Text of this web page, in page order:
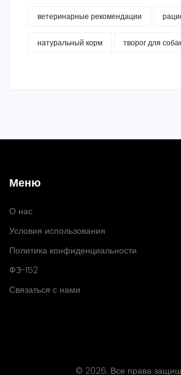
ветеринарные рекомендации
натуральный корм творог для
Меню
О нас
Условия использования
Политика конфиденциальности
ФЗ-152
Связаться с нами
© 2026. Все права